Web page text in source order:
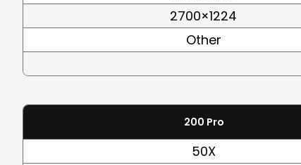
2700×1224
Other
200 Pro
50X